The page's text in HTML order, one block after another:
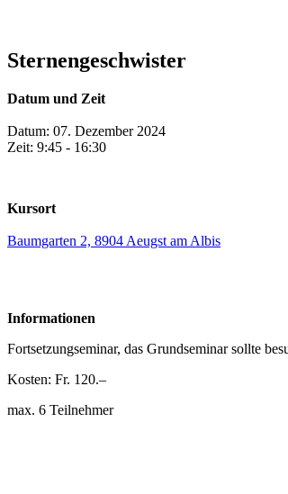
Sternengeschwister
Datum und Zeit
Datum: 07. Dezember 2024
Zeit: 9:45 - 16:30
Kursort
Baumgarten 2, 8904 Aeugst am Albis
Informationen
Fortsetzungseminar, das Grundseminar sollte
Kosten: Fr. 120.–
max. 6 Teilnehmer